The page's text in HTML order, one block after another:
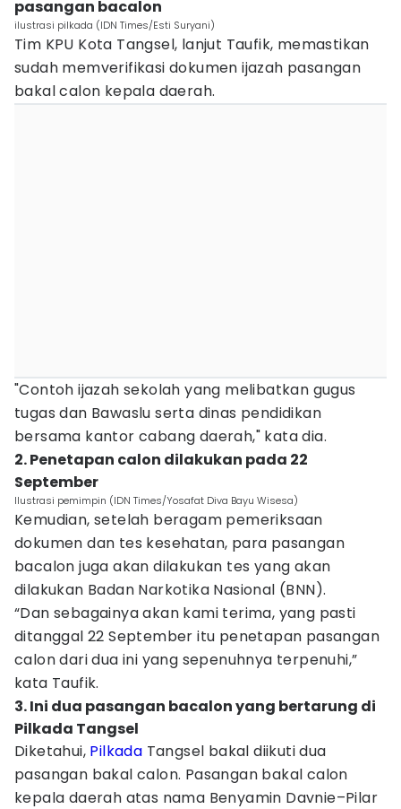
pasangan bacalon
ilustrasi pilkada (IDN Times/Esti Suryani)
Tim KPU Kota Tangsel, lanjut Taufik, memastikan
sudah memverifikasi dokumen ijazah pasangan
bakal calon kepala daerah.
"Contoh ijazah sekolah yang melibatkan gugus
tugas dan Bawaslu serta dinas pendidikan
bersama kantor cabang daerah," kata dia.
2. Penetapan calon dilakukan pada 22
September
Ilustrasi pemimpin (IDN Times/Yosafat Diva Bayu Wisesa)
Kemudian, setelah beragam pemeriksaan
dokumen dan tes kesehatan, para pasangan
bacalon juga akan dilakukan tes yang akan
dilakukan Badan Narkotika Nasional (BNN).
“Dan sebagainya akan kami terima, yang pasti
ditanggal 22 September itu penetapan pasangan
calon dari dua ini yang sepenuhnya terpenuhi,”
kata Taufik.
3. Ini dua pasangan bacalon yang bertarung di
Pilkada Tangsel
Diketahui, Pilkada Tangsel bakal diikuti dua
pasangan bakal calon. Pasangan bakal calon
kepala daerah atas nama Benyamin Davnie–Pilar